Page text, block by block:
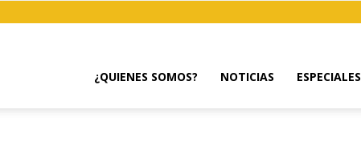
¿QUIENES SOMOS? NOTICIAS ESPECIALES